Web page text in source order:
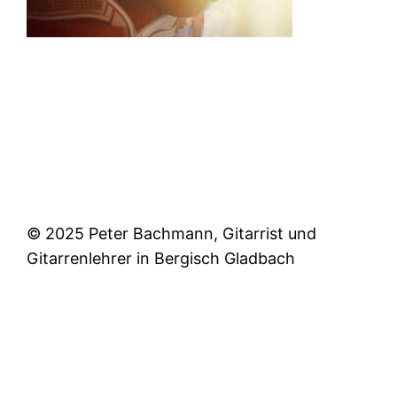
© 2025 Peter Bachmann, Gitarrist und
Gitarrenlehrer in Bergisch Gladbach